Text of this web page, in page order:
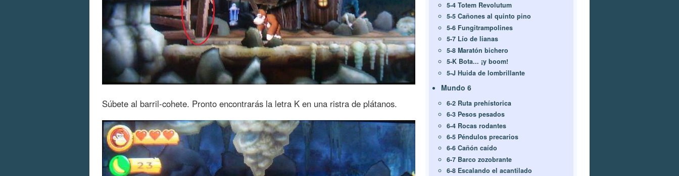
Súbete al barril-cohete. Pronto encontrarás la letra K en una ristra de plátanos.
5-4 Totem Revolutum
5-5 Cañones al quinto pino
5-6 Fungitrampolines
5-7 Lío de lianas
5-8 Maratón bichero
5-K Bota... ¡y boom!
5-J Huida de lombrillante
Mundo 6
6-2 Ruta prehístorica
6-3 Pesos pesados
6-4 Rocas rodantes
6-5 Péndulos precarios
6-6 Cañón caído
6-7 Barco zozobrante
6-8 Escalando el acantilado